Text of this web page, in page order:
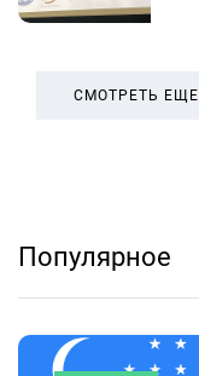
СМОТРЕТЬ ЕЩЕ
Популярное